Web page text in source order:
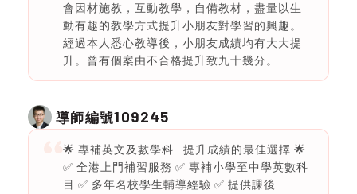
會因材施教，互動教學，自備教材，盡量以生
動有趣的教學方式提升小朋友對學習的興趣。
經過本人悉心教導後，小朋友成績均有大大提
升。曾有個案由不合格提升致九十幾分。
導師編號109245
🌟 專補英文及數學科 | 提升成績的最佳選擇 🌟
✅ 全港上門補習服務 ✅ 專補小學至中學英數科
目 ✅ 多年名校學生輔導經驗 ✅ 提供課後